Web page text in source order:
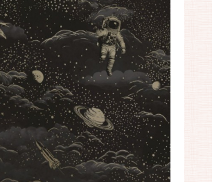
0.53 .
Виниловое
Флизелин